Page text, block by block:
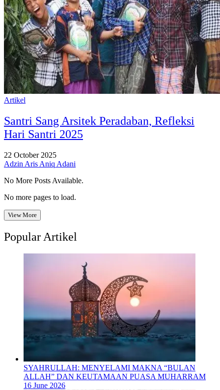
Artikel
Santri Sang Arsitek Peradaban, Refleksi
Hari Santri 2025
22 October 2025
Adzin Aris Aniq Adani
No More Posts Available.
No more pages to load.
View More
Popular Artikel
SYAHRULLAH: MENYELAMI MAKNA “BULAN
ALLAH” DAN KEUTAMAAN PUASA MUHARRAM
16 June 2026